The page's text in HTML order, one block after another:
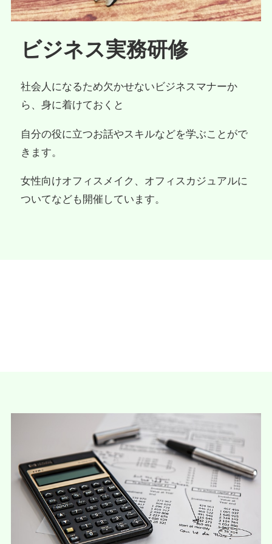
ビジネス実務研修
社会人になるため欠かせないビジネスマナーか
ら、身に着けておくと
自分の役に立つお話やスキルなどを学ぶことがで
きます。
女性向けオフィスメイク、オフィスカジュアルに
ついてなども開催しています。